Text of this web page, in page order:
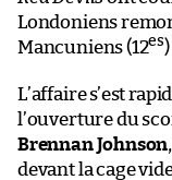
Londoniens
Mancuniens (12es
L’affaire s’est
l’ouverture du
Brennan Johnson
devant la cage